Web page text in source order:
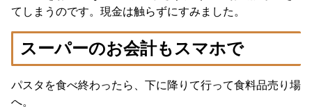
てしまうのです。現金は触らずにすみました。
スーパーのお会計もスマホで
パスタを食べ終わったら、下に降りて行って食料品売り場
へ。